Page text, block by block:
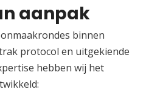
aanpak
binnen
protocol en uitgekiende
hebben wij het